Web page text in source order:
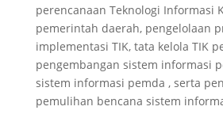
perencanaan Teknologi Informasi
pemerintah daerah, pengelolaan
implementasi TIK, tata kelola TIK
pengembangan sistem informasi
sistem informasi pemda , serta
pemulihan bencana sistem